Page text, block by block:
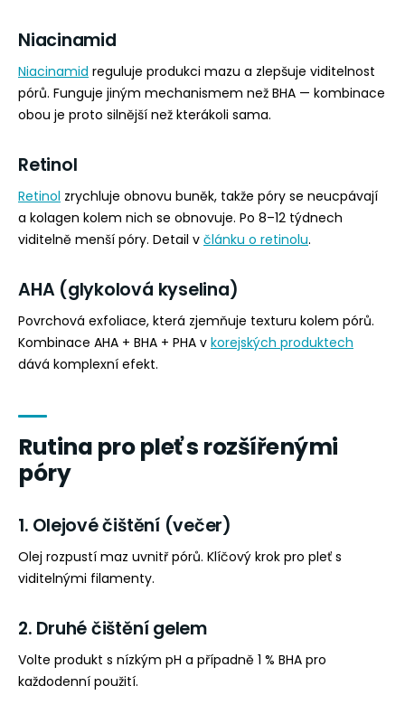
Niacinamid
Niacinamid reguluje produkci mazu a zlepšuje viditelnost
pórů. Funguje jiným mechanismem než BHA — kombinace
obou je proto silnější než kterákoli sama.
Retinol
Retinol zrychluje obnovu buněk, takže póry se neucpávají
a kolagen kolem nich se obnovuje. Po 8–12 týdnech
viditelně menší póry. Detail v článku o retinolu.
AHA (glykolová kyselina)
Povrchová exfoliace, která zjemňuje texturu kolem pórů.
Kombinace AHA + BHA + PHA v korejských produktech
dává komplexní efekt.
Rutina pro pleť s rozšířenými
póry
1. Olejové čištění (večer)
Olej rozpustí maz uvnitř pórů. Klíčový krok pro pleť s
viditelnými filamenty.
2. Druhé čištění gelem
Volte produkt s nízkým pH a případně 1 % BHA pro
každodenní použití.